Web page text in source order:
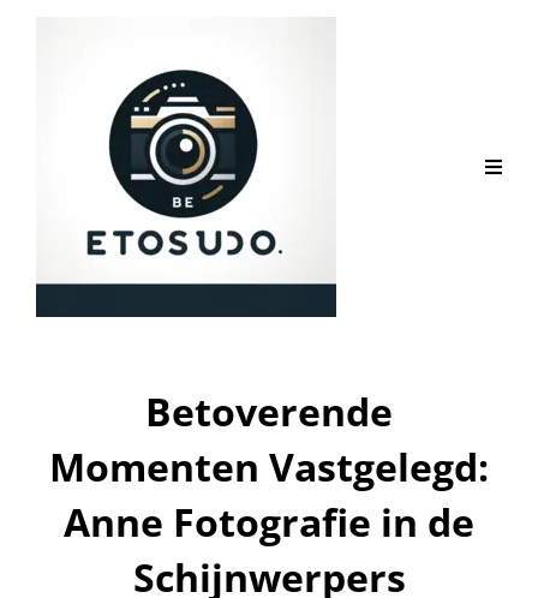
Betoverende
Momenten Vastgelegd:
Anne Fotografie in de
Schijnwerpers